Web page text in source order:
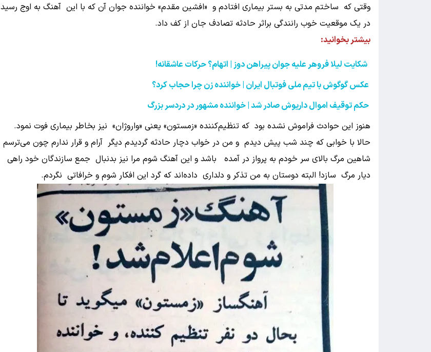
وقتی که ساختم مدتی به بستر بیماری افتادم و «افشین مقدم» خواننده جوان آن که با این آهنگ به اوج رسید
در یک موقعیت خوب رانندگی براثر حادثه تصادف جان از کف داد.
بیشتر بخوانید:
شکایت لیلا فروهر علیه جوان پیراهن دوز | اتهام؟ حرکات عاشقانه!
عکس گوگوش با تیم ملی فوتبال ایران | خواننده زن چرا حجاب کرد؟
حکم توقیف اموال داریوش صادر شد | خواننده مشهور در دردسر بزرگ
هنوز این حوادث فراموش نشده بود که تنظیم‌کننده «زمستون» یعنی «واروژان» نیز بخاطر بیماری فوت نمود.
حالا با خوابی که چند شب پیش دیدم و من در خواب دچار حادثه گردیدم دیگر آرام و قرار ندارم چون می‌ترسم
شاهین مرگ بالای سر خودم به پرواز در آمده باشد و این آهنگ شوم مرا نیز بدنبال جمع سازندگان خود راهی
دیار مرگ سازد! البته دوستان به من تذکر و دلداری داده‌اند که گرد این افکار شوم و خرافاتی نگردم.